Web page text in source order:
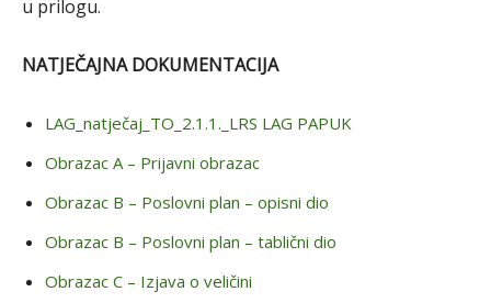
u prilogu.
NATJEČAJNA DOKUMENTACIJA
LAG_natječaj_TO_2.1.1._LRS LAG PAPUK
Obrazac A – Prijavni obrazac
Obrazac B – Poslovni plan – opisni dio
Obrazac B – Poslovni plan – tablični dio
Obrazac C – Izjava o veličini